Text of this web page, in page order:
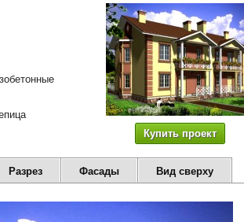
Купить проект
Разрез Фасады Вид сверху